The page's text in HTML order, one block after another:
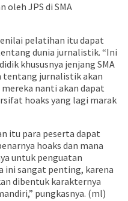
oleh JPS di SMA
pelatihan itu dapat
dunia jurnalistik. “Ini
khususnya jenjang SMA
tentang jurnalistik akan
nanti akan dapat
hoaks yang lagi marak
itu para peserta dapat
hoaks dan mana
untuk penguatan
ini sangat penting, karena
dibentuk karakternya
pungkasnya. (ml)